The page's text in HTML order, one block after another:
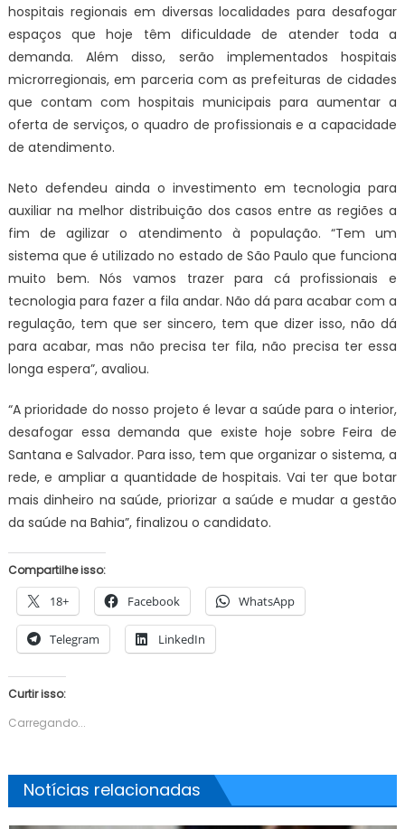
hospitais regionais em diversas localidades para desafogar
espaços que hoje têm dificuldade de atender toda a
demanda. Além disso, serão implementados hospitais
microrregionais, em parceria com as prefeituras de cidades
que contam com hospitais municipais para aumentar a
oferta de serviços, o quadro de profissionais e a capacidade
de atendimento.
Neto defendeu ainda o investimento em tecnologia para
auxiliar na melhor distribuição dos casos entre as regiões a
fim de agilizar o atendimento à população. “Tem um
sistema que é utilizado no estado de São Paulo que funciona
muito bem. Nós vamos trazer para cá profissionais e
tecnologia para fazer a fila andar. Não dá para acabar com a
regulação, tem que ser sincero, tem que dizer isso, não dá
para acabar, mas não precisa ter fila, não precisa ter essa
longa espera”, avaliou.
“A prioridade do nosso projeto é levar a saúde para o interior,
desafogar essa demanda que existe hoje sobre Feira de
Santana e Salvador. Para isso, tem que organizar o sistema, a
rede, e ampliar a quantidade de hospitais. Vai ter que botar
mais dinheiro na saúde, priorizar a saúde e mudar a gestão
da saúde na Bahia”, finalizou o candidato.
Compartilhe isso:
18+ Facebook WhatsApp
Telegram LinkedIn
Curtir isso:
Carregando...
Notícias relacionadas